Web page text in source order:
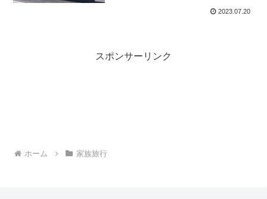
2023.07.20
スポンサーリンク
ホーム 家族旅行